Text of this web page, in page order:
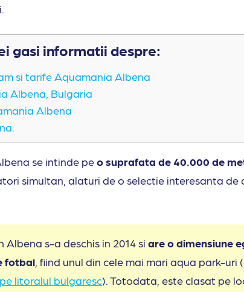
gasi informatii despre:
si tarife Aquamania Albena
Albena, Bulgaria
Albena
se intinde peo suprafata de 40.000 de
simultan, alaturi de o selectie interesanta de
s-a deschis in 2014 si are o dimensiune
fotbal , fiind unul din cele mai mari aqua park-uri
litoralul bulgaresc). Totodata, este clasat pe